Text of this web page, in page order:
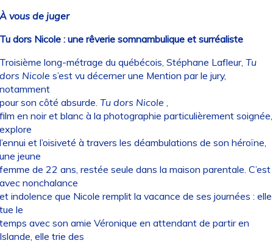
vous de juger
dors Nicole : une rêverie somnambulique et surréaliste
long-métrage du québécois, Stéphane Lafleur, Tu
Nicole s’est vu décerner une Mention par le jury,
son côté absurde. Tu dors Nicole ,
en noir et blanc à la photographie particulièrement soignée,
et l’oisiveté à travers les déambulations de son héroïne,
jeune
de 22 ans, restée seule dans la maison parentale. C’est
nonchalance
indolence que Nicole remplit la vacance de ses journées : elle
le
avec son amie Véronique en attendant de partir en
elle trie des